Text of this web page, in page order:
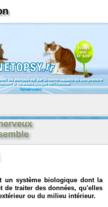
News
sur
le site
les animaux est par là même capable de comprendre
le caractère unique de l'homme
Konrad Lorenz
un système biologique dont la
de traiter des données, qu'elles
ou du milieu intérieur.